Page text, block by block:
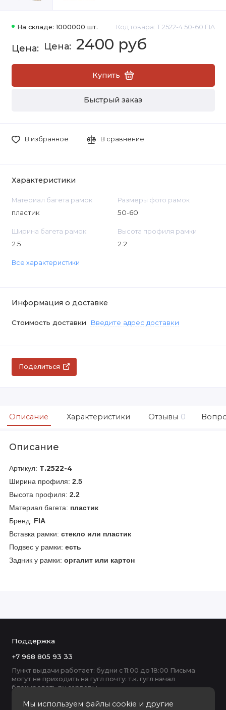
На складе: 1000000 шт. Код товара: Т.2522-4 50-60 FIA
2400 руб
Купить
Быстрый заказ
В избранное В сравнение
Характеристики
Материал багета рамок
пластик
Размеры фото рамок
50-60
Ширина багета рамок
2.5
Высота профиля рамки
2.2
Все характеристики
Информация о доставке
Стоимость доставки Введите адрес доставки
Поделиться
Описание Характеристики Отзывы 0
Описание
Артикул: Т.2522-4
Ширина профиля: 2.5
Высота профиля: 2.2
Материал багета: пластик
Бренд: FIA
Вставка рамки: стекло или пластик
Подвес у рамки: есть
Задник у рамки: оргалит или картон
Мы используем файлы cookie и другие
Поддержка
+7 968 805 93 33
Пункт выдачи работает: будни с 11:00 до 18:00 Письма
могут не приходить на гугл почту: т.к. гугл начал
блокировать ру серверы